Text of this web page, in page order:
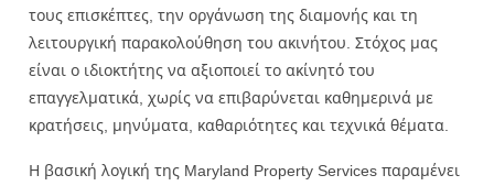
τους επισκέπτες, την οργάνωση της διαμονής και τη
λειτουργική παρακολούθηση του ακινήτου. Στόχος μας
είναι ο ιδιοκτήτης να αξιοποιεί το ακίνητό του
επαγγελματικά, χωρίς να επιβαρύνεται καθημερινά με
κρατήσεις, μηνύματα, καθαριότητες και τεχνικά θέματα.
Η βασική λογική της Maryland Property Services παραμένει